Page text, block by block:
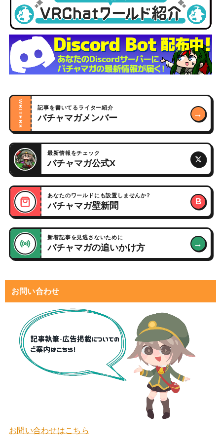
WRITERS 記事を書いてるライター紹介
バチャマガメンバー →
最新情報をチェック
バチャマガ公式X
あなたのワールドにも設置しませんか?
バチャマガ壁新聞 B
新着記事を見逃さないために
バチャマガの追いかけ方 →
お問い合わせ
お問い合わせはこちら